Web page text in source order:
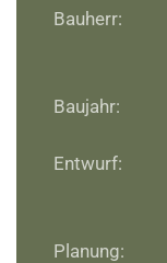
Bauherr:
Baujahr:
Entwurf:
Planung: